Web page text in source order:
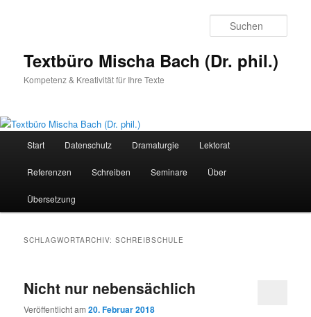
Textbüro Mischa Bach (Dr. phil.)
Kompetenz & Kreativität für Ihre Texte
Start Datenschutz Dramaturgie Lektorat
Referenzen Schreiben Seminare Über
Übersetzung
SCHLAGWORTARCHIV:SCHREIBSCHULE
Nicht nur nebensächlich
Veröffentlicht am20. Februar 2018